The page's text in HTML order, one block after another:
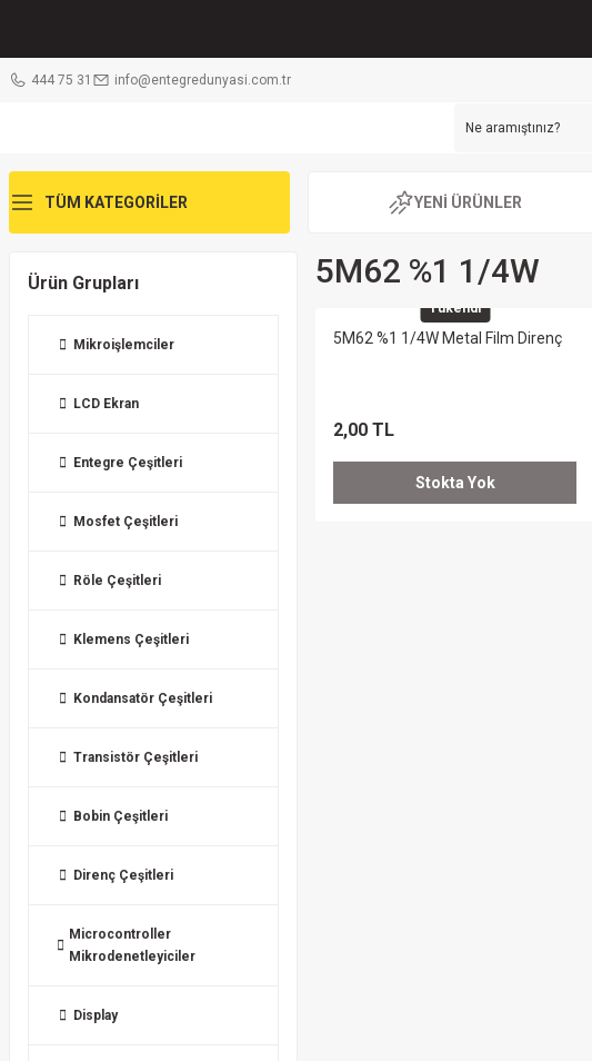
444 75 31 info@entegredunyasi.com.tr
TÜM KATEGORİLER YENİ ÜRÜNLER
Ürün Grupları
Mikroişlemciler
LCD Ekran
Entegre Çeşitleri
Mosfet Çeşitleri
Röle Çeşitleri
Klemens Çeşitleri
Kondansatör Çeşitleri
Transistör Çeşitleri
Bobin Çeşitleri
Direnç Çeşitleri
Microcontroller
Mikrodenetleyiciler
Display
5M62 %1 1/4W
Tükendi
5M62 %1 1/4W Metal Film Direnç
2,00 TL
Stokta Yok